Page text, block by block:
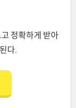
정확하게 받아
다.